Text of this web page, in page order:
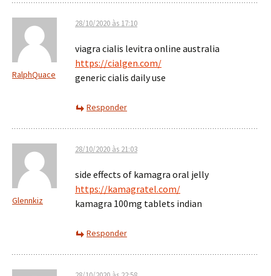
RalphQuace
28/10/2020 às 17:10
viagra cialis levitra online australia
https://cialgen.com/
generic cialis daily use
Responder
Glennkiz
28/10/2020 às 21:03
side effects of kamagra oral jelly
https://kamagratel.com/
kamagra 100mg tablets indian
Responder